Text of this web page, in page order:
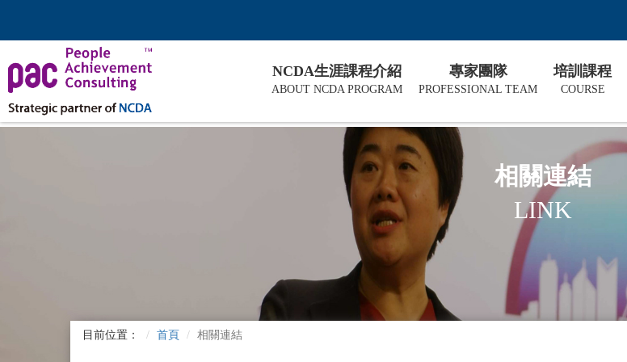
NCDA生涯課程介紹
ABOUT NCDA PROGRAM
專家團隊
PROFESSIONAL TEAM
培訓課程
COURSE
相關連結
LINK
目前位置： 首頁 相關連結